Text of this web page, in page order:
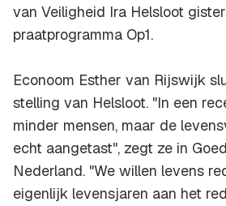
van Veiligheid Ira Helsloot
praatprogramma Op1.
Econoom Esther van Rijswijk
stelling van Helsloot. "In een
minder mensen, maar de
echt aangetast", zegt ze in
Nederland. "We willen levens
eigenlijk levensjaren aan het